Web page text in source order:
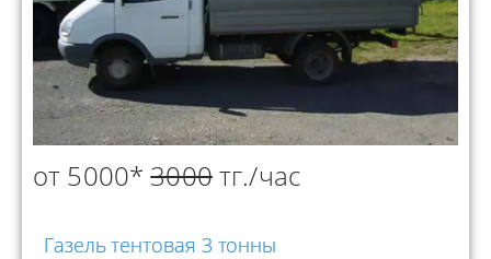
от 5000*3000тг./час
Газель тентовая 3 тонны